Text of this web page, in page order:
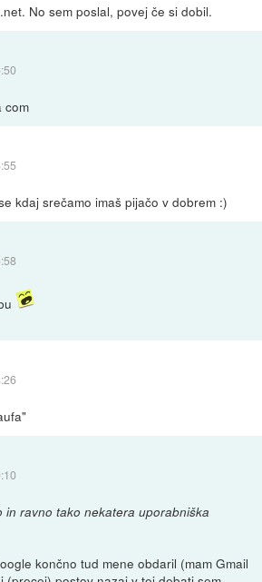
No sem poslal, povej če si dobil.
com
kdaj srečamo imaš pijačo v dobrem :)
in ravno tako nekatera uporabniška
končno tud mene obdaril (mam Gmail